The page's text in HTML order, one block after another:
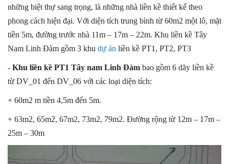
những biệt thự sang trọng, là những nhà liền kề thiết kế theo
phong cách hiện đại. Với diện tích trung bình từ 60m2 một lô, mặt
tiền 5m, đường trước nhà 11m – 17m – 22m. Khu liền kề Tây
Nam Linh Đàm gồm 3 khu dự án liền kề PT1, PT2, PT3
- Khu liền kề PT1 Tây nam Linh Đàm bao gồm 6 dãy liền kề
từ DV_01 đến DV_06 với các loại diện tích:
+ 60m2 m tiền 4,5m đến 5m.
+ 63m2, 65m2, 67m2, 73m2, 79m2. Đường rộng từ 12m – 17m –
25m – 30m